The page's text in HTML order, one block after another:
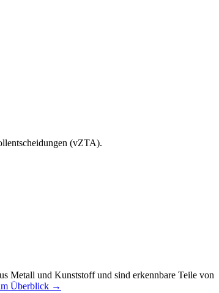
(vZTA).
Metall und Kunststoff und sind erkennbare Teile von
Überblick →